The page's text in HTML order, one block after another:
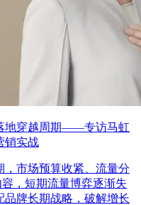
地穿越周期——专访马虹
销实战
，市场预算收紧、流量分
，短期流量博弈逐渐失
牌长期战略，破解增长